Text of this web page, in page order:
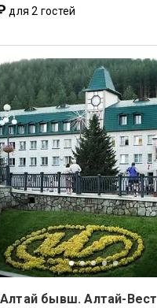
для 2 гостей
бывш. Алтай-Вест